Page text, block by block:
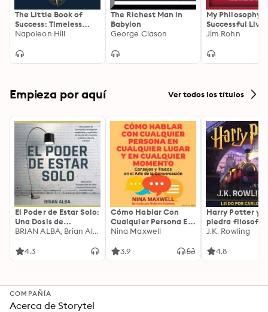
The Little Book of
Success: Timeless
Wisdom on Personal
Wealth
Napoleon Hill
The Richest Man in
Babylon
George Clason
My Philosophy
Successful
Jim Rohn
Empieza por aquí Ver todos los títulos
El Poder de Estar Solo:
Una Dosis de
Motivación
Ideas Revolucionarias
BRIAN ALBA, Brian Alba
4.3
Cómo Hablar Con
Cualquier Persona En
Cualquier Lugar Y En
Nina Maxwell
3.9
Harry Potter y
piedra filosofal
J.K. Rowling
4.8
COMPAÑÍA
Acerca de Storytel